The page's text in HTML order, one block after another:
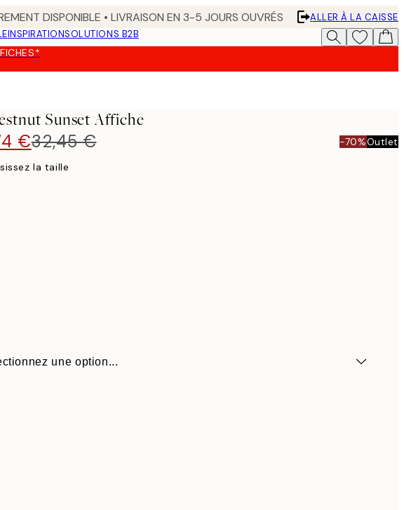
DISPONIBLE • LIVRAISON EN 3-5 JOURS OUVRÉS
ALLER À LA CAISSE
INSPIRATIONSOLUTIONS B2B
Sunset Affiche
€32,45 € -70%Outlet
la taille
une option...